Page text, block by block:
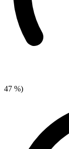
47 %)